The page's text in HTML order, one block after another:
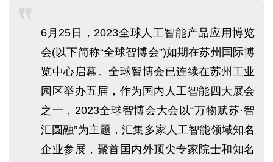
6月25日，2023全球人工智能产品应用博览
会(以下简称“全球智博会”)如期在苏州国际博
览中心启幕。全球智博会已连续在苏州工业
园区举办五届，作为国内人工智能四大展会
之一，2023全球智博会大会以“万物赋苏·智
汇圆融”为主题，汇集多家人工智能领域知名
企业参展，聚首国内外顶尖专家院士和知名